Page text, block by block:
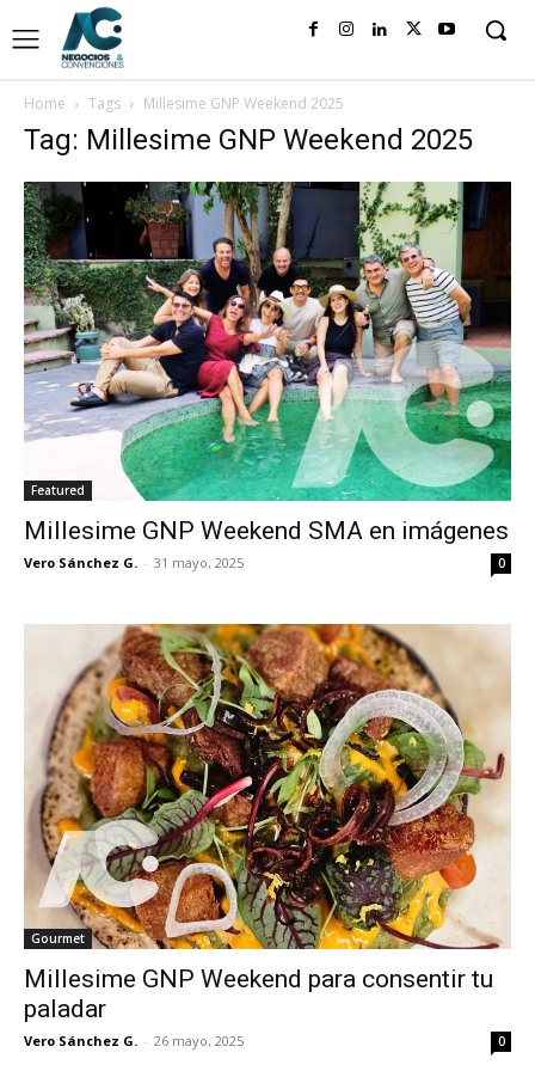
Home Tags Millesime GNP Weekend 2025
Tag: Millesime GNP Weekend 2025
Featured
Millesime GNP Weekend SMA en imágenes
Vero Sánchez G. - 31 mayo, 2025 0
Gourmet
Millesime GNP Weekend para consentir tu
paladar
Vero Sánchez G. - 26 mayo, 2025 0